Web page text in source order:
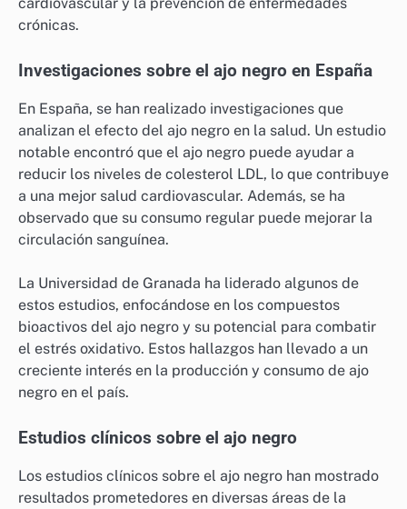
crónicas.
Investigaciones sobre el ajo negro en España
En España, se han realizado investigaciones que
analizan el efecto del ajo negro en la salud. Un estudio
notable encontró que el ajo negro puede ayudar a
reducir los niveles de colesterol LDL, lo que contribuye
a una mejor salud cardiovascular. Además, se ha
observado que su consumo regular puede mejorar la
circulación sanguínea.
La Universidad de Granada ha liderado algunos de
estos estudios, enfocándose en los compuestos
bioactivos del ajo negro y su potencial para combatir
el estrés oxidativo. Estos hallazgos han llevado a un
creciente interés en la producción y consumo de ajo
negro en el país.
Estudios clínicos sobre el ajo negro
Los estudios clínicos sobre el ajo negro han mostrado
resultados prometedores en diversas áreas de la